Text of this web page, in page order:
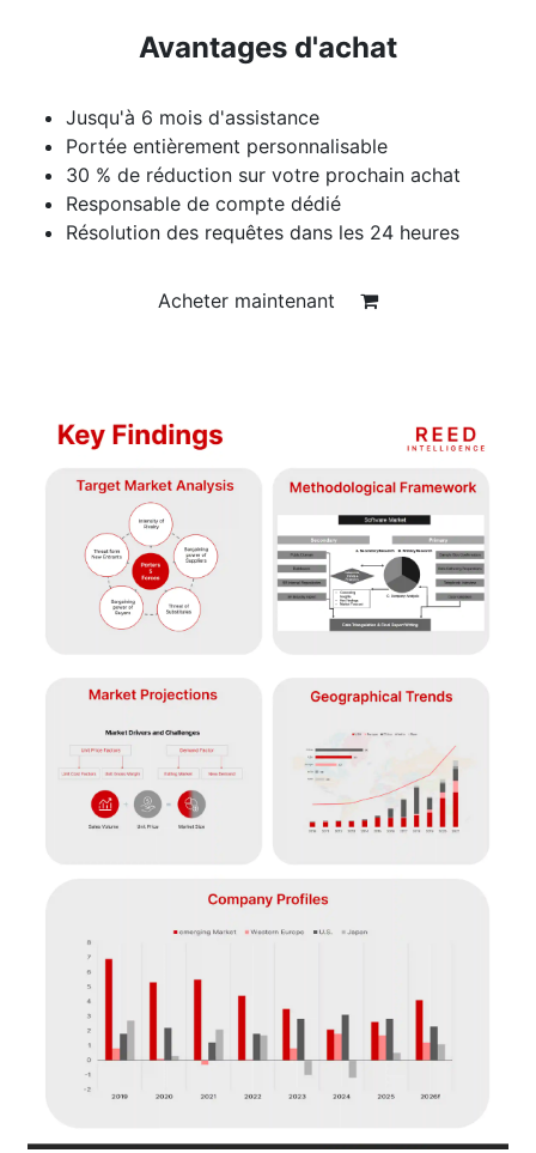
Avantages d'achat
Jusqu'à 6 mois d'assistance
Portée entièrement personnalisable
30 % de réduction sur votre prochain achat
Responsable de compte dédié
Résolution des requêtes dans les 24 heures
Acheter maintenant